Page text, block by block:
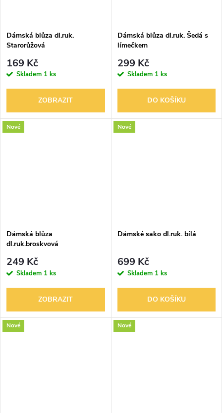
Dámská blůza dl.ruk.
Starorůžová
169 Kč
Skladem 1 ks
ZOBRAZIT
Dámská blůza dl.ruk. Šedá s
límečkem
299 Kč
Skladem 1 ks
DO KOŠÍKU
Nové
Dámská blůza
dl.ruk.broskvová
249 Kč
Skladem 1 ks
ZOBRAZIT
Nové
Dámské sako dl.ruk. bílá
699 Kč
Skladem 1 ks
DO KOŠÍKU
Nové Nové